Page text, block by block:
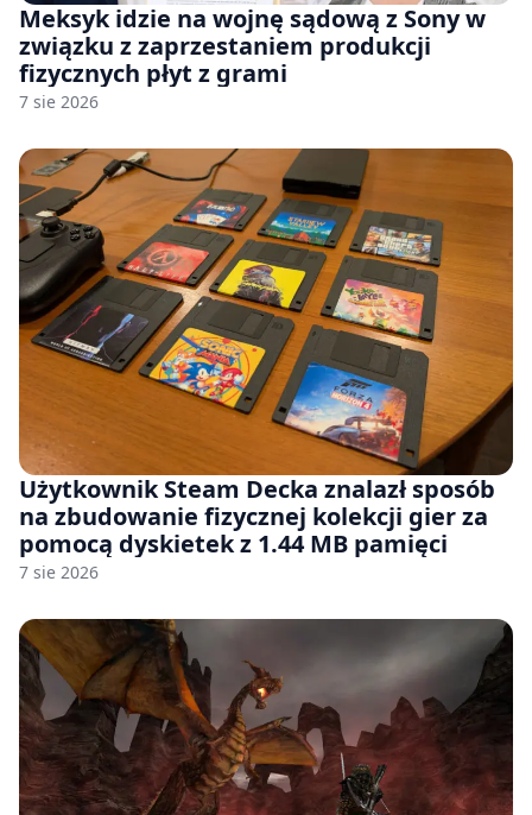
Meksyk idzie na wojnę sądową z Sony w
związku z zaprzestaniem produkcji
fizycznych płyt z grami
7 sie 2026
Użytkownik Steam Decka znalazł sposób
na zbudowanie fizycznej kolekcji gier za
pomocą dyskietek z 1.44 MB pamięci
7 sie 2026